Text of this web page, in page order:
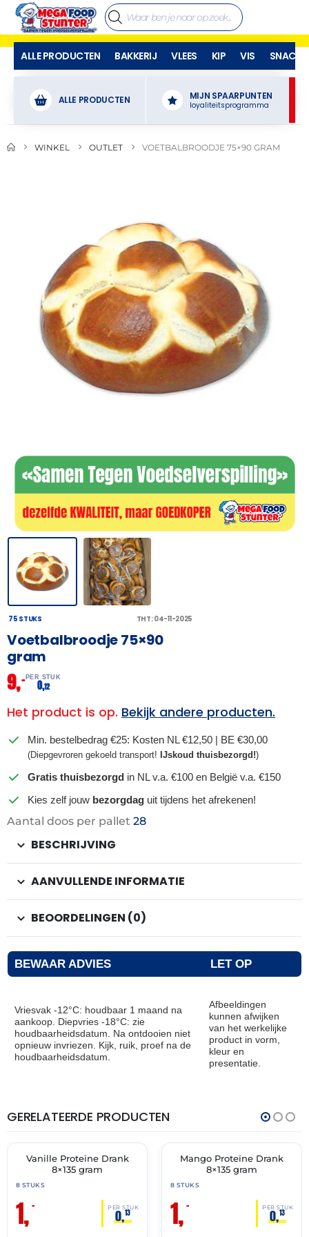
ALLE PRODUCTEN BAKKERIJ VLEES KIP VIS SNACKS
ALLE PRODUCTEN MIJN SPAARPUNTEN
loyaliteitsprogramma
WINKEL OUTLET VOETBALBROODJE 75×90 GRAM
75 STUKS THT: 04-11-2025
Voetbalbroodje 75×90
gram
9,– PER STUK
0,12
Het product is op. Bekijk andere producten.
Min. bestelbedrag €25: Kosten NL €12,50 | BE €30,00
(Diepgevroren gekoeld transport! IJskoud thuisbezorgd!)
Gratis thuisbezorgd in NL v.a. €100 en België v.a. €150
Kies zelf jouw bezorgdag uit tijdens het afrekenen!
Aantal doos per pallet 28
BESCHRIJVING
AANVULLENDE INFORMATIE
BEOORDELINGEN (0)
BEWAAR ADVIES LET OP
Vriesvak -12°C: houdbaar 1 maand na
aankoop. Diepvries -18°C: zie
houdbaarheidsdatum. Na ontdooien niet
opnieuw invriezen. Kijk, ruik, proef na de
houdbaarheidsdatum.
Afbeeldingen
kunnen afwijken
van het werkelijke
product in vorm,
kleur en
presentatie.
GERELATEERDE PRODUCTEN
🔥 OP=OP
THT:
31-
Vanille Proteïne Drank
8×135 gram
8 STUKS
1,– PER STUK
0,13
🔥 OP=OP
Mango Proteïne Drank
8×135 gram
8 STUKS
1,– PER STUK
0,13